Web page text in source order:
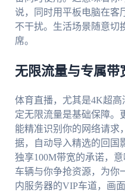
说，同时用平板电脑在客
不干扰。生活场景随意切
席。
无限流量与专属带
体育直播，尤其是4K超
定无限流量是基础保障。
能精准识别你的网络请求
据，自动导入精选的回国
独享100M带宽的承诺，
车辆与你争抢资源，为你
内服务器的VIP车道，画